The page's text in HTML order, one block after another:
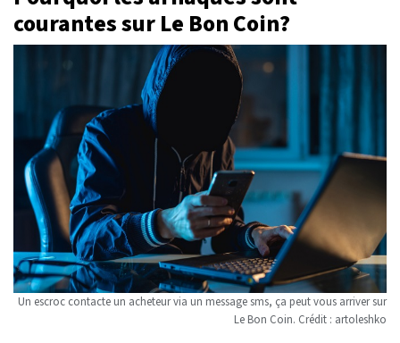
courantes sur Le Bon Coin?
Un escroc contacte un acheteur via un message sms, ça peut vous arriver sur
Le Bon Coin. Crédit : artoleshko